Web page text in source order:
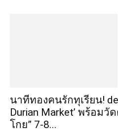
นาทีทองคนรักทุเรียน!
Durian Market’ พร้อมวั
โกย” 7-8...